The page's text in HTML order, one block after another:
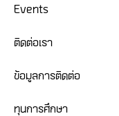
Events
ติดต่อเรา
ข้อมูลการติดต่อ
ทุนการศึกษา